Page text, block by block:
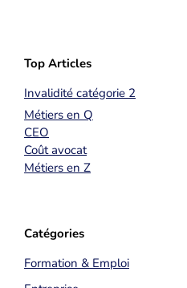
Top Articles
Invalidité catégorie 2
Métiers en Q
CEO
Coût avocat
Métiers en Z
Catégories
Formation & Emploi